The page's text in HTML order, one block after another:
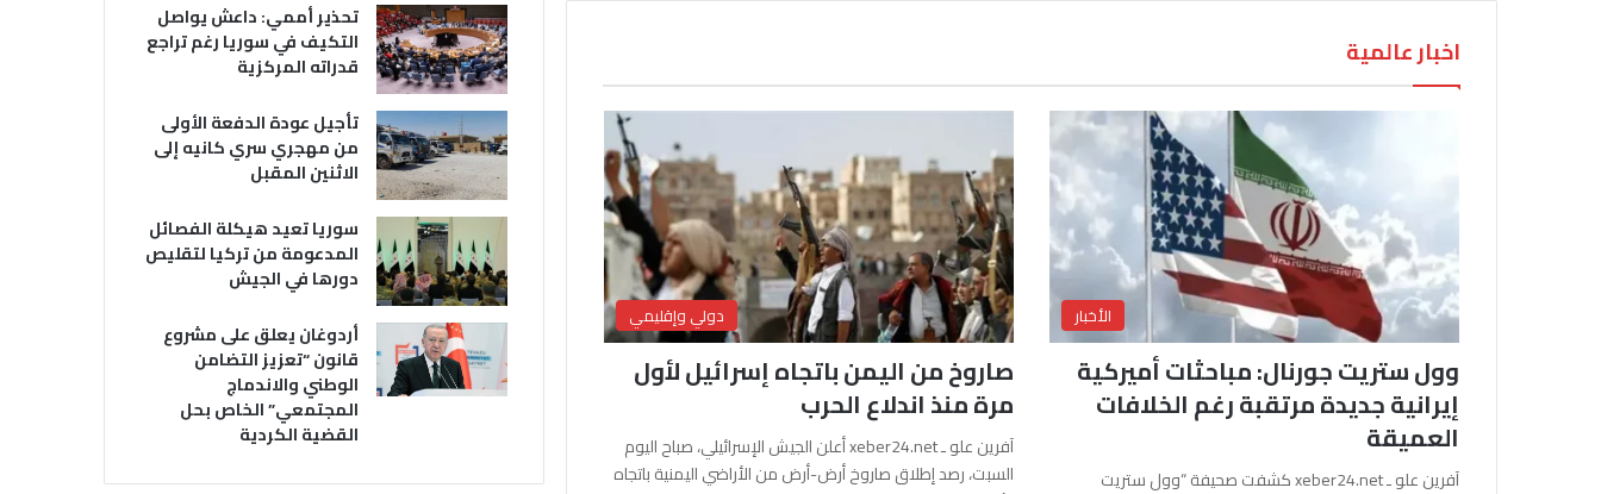
اخبار عالمية
الأخبار
وول ستريت جورنال: مباحثات أميركية
إيرانية جديدة مرتقبة رغم الخلافات
العميقة
آفرين علو ـ xeber24.net كشفت صحيفة “وول ستريت
دولي وإقليمي
صاروخ من اليمن باتجاه إسرائيل لأول
مرة منذ اندلاع الحرب
آفرين علو ـ xeber24.net أعلن الجيش الإسرائيلي، صباح اليوم
السبت، رصد إطلاق صاروخ أرض-أرض من الأراضي اليمنية باتجاه
تحذير أممي: داعش يواصل
التكيف في سوريا رغم تراجع
قدراته المركزية
تأجيل عودة الدفعة الأولى
من مهجري سري كانيه إلى
الاثنين المقبل
سوريا تعيد هيكلة الفصائل
المدعومة من تركيا لتقليص
دورها في الجيش
أردوغان يعلق على مشروع
قانون “تعزيز التضامن
الوطني والاندماج
المجتمعي” الخاص بحل
القضية الكردية